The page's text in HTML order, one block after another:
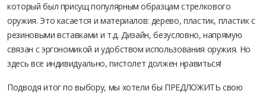
который был присущ популярным образцам стрелкового
оружия. Это касается и материалов: дерево, пластик, пластик с
резиновыми вставками и т.д. Дизайн, безусловно, напрямую
связан с эргономикой и удобством использования оружия. Но
здесь все индивидуально, пистолет должен нравиться!
Подводя итог по выбору, мы хотели бы ПРЕДЛОЖИТЬ свою